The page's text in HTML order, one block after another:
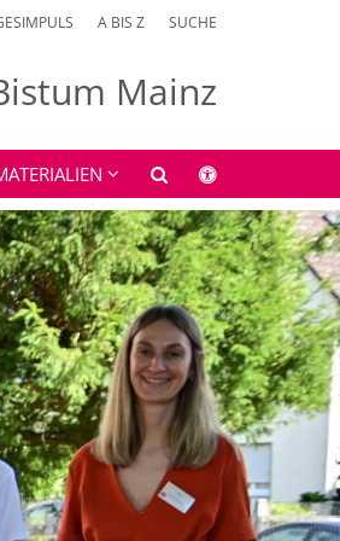
A BIS Z SUCHE
Mainz